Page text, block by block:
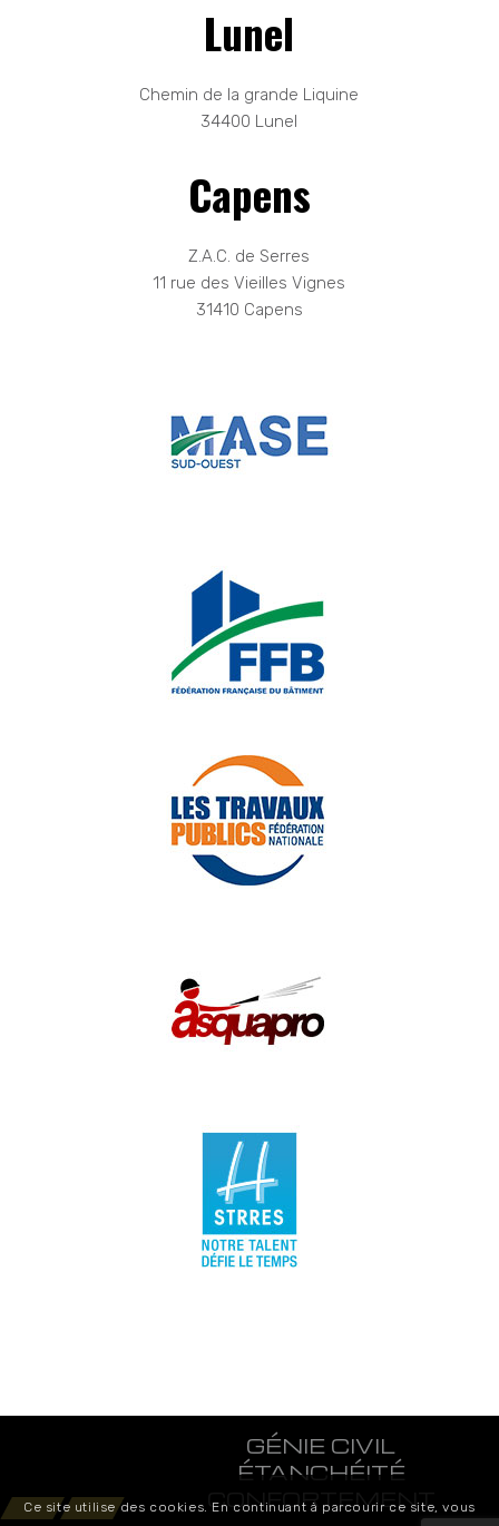
Lunel
Chemin de la grande Liquine
34400 Lunel
Capens
Z.A.C. de Serres
11 rue des Vieilles Vignes
31410 Capens
GÉNIE CIVIL
ÉTANCHÉITÉ
CONFORTEMENT
Ce site utilise des cookies. En continuant à parcourir ce site, vous